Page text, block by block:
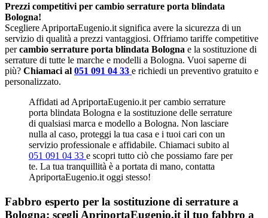
Prezzi competitivi per cambio serrature porta blindata
Bologna!
Scegliere ApriportaEugenio.it significa avere la sicurezza di un
servizio di qualità a prezzi vantaggiosi. Offriamo tariffe competitive
percambio serrature porta blindata Bologna e la sostituzione di
serrature di tutte le marche e modelli a Bologna. Vuoi saperne di
più? Chiamaci al 051 091 04 33 e richiedi un preventivo gratuito e
personalizzato.
Affidati ad ApriportaEugenio.it per cambio serrature
porta blindata Bologna e la sostituzione delle serrature
di qualsiasi marca e modello a Bologna. Non lasciare
nulla al caso, proteggi la tua casa e i tuoi cari con un
servizio professionale e affidabile. Chiamaci subito al
051 091 04 33 e scopri tutto ciò che possiamo fare per
te. La tua tranquillità è a portata di mano, contatta
ApriportaEugenio.it oggi stesso!
Fabbro esperto per la sostituzione di serrature a
Bologna: scegli ApriportaEugenio.it il tuo fabbro a